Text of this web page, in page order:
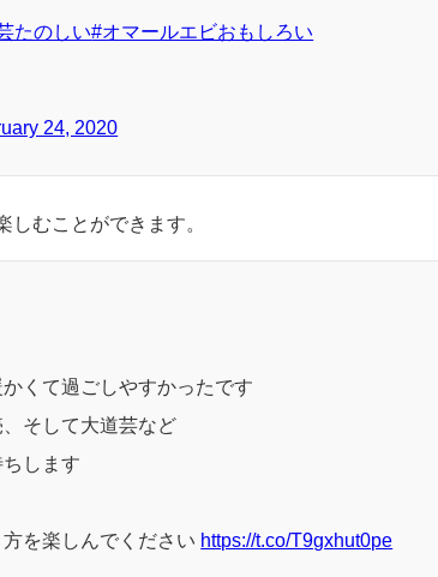
の木があります。
旬がちょうど見頃
24, 2020
くて過ごしやすかったです
そして大道芸など